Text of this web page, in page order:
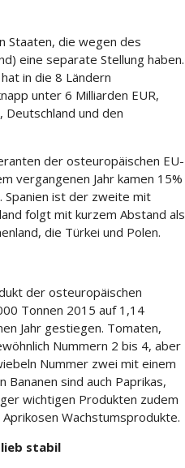
Staaten, die wegen des
eine separate Stellung haben.
in die 8 Ländern
unter 6 Milliarden EUR,
Deutschland und den
der osteuropäischen EU-
vergangenen Jahr kamen 15%
Spanien ist der zweite mit
folgt mit kurzem Abstand als
die Türkei und Polen.
der osteuropäischen
Tonnen 2015 auf 1,14
Jahr gestiegen. Tomaten,
Nummern 2 bis 4, aber
Nummer zwei mit einem
sind auch Paprikas,
wichtigen Produkten zudem
Wachstumsprodukte.
stabil